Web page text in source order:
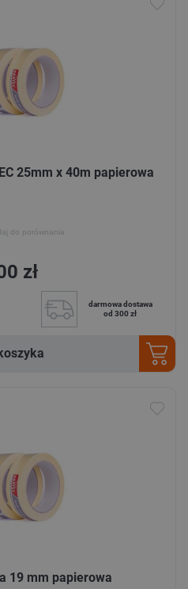
25mm x 40m papierowa
do porównania
zł
darmowa dostawa
od 300 zł
19 mm papierowa